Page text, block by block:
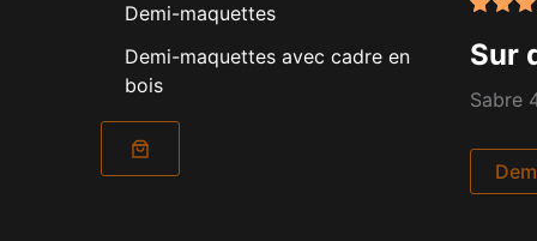
Demi-maquettes
Demi-maquettes avec cadre en
bois
sur 5
basé
client
Sur
Sabre